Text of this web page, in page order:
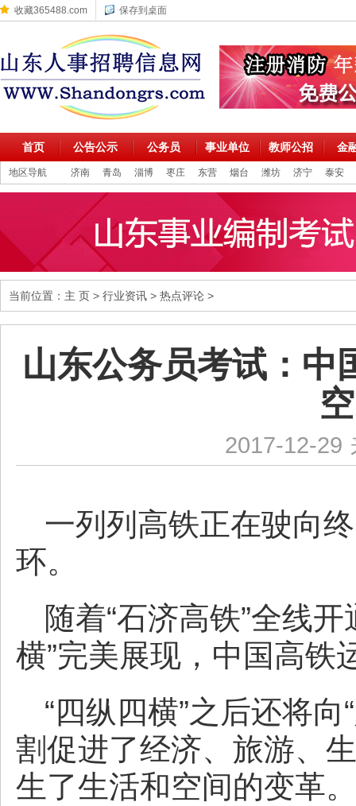
收藏365488.com 保存到桌面
首页 公告公示 公务员 事业单位 教师公招 金
地区导航 济南 青岛 淄博 枣庄 东营 烟台 潍坊 济宁 泰安
当前位置： 主 页 > 行业资讯 > 热点评论 >
山东公务员考试：中
2017-12-29
一列列高铁正在驶向
环。
随着“石济高铁”全线
横”完美展现，中国高铁
“四纵四横”之后还将
割促进了经济、旅游、
生了生活和空间的变革